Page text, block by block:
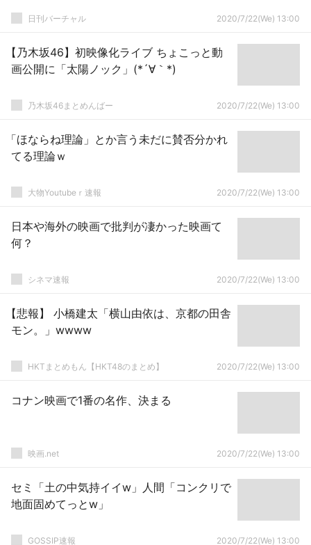
日刊バーチャル 2020/7/22(We) 13:00
【乃木坂46】初映像化ライブ ちょこっと動
画公開に「太陽ノック」(*´∀｀*)
乃木坂46まとめんばー 2020/7/22(We) 13:00
「ほならね理論」とか言う未だに賛否分かれ
てる理論ｗ
大物Youtubeｒ速報 2020/7/22(We) 13:00
日本や海外の映画で批判が凄かった映画て
何？
シネマ速報 2020/7/22(We) 13:00
【悲報】 小橋建太「横山由依は、京都の田舎
モン。」wwww
HKTまとめもん【HKT48のまとめ】 2020/7/22(We) 13:00
コナン映画で1番の名作、決まる
映画.net 2020/7/22(We) 13:00
セミ「土の中気持イイw」人間「コンクリで
地面固めてっとw」
GOSSIP速報 2020/7/22(We) 13:00